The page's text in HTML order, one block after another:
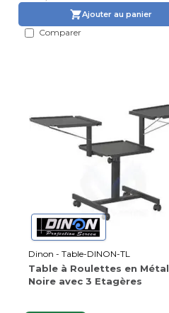
Ajouter au panier
Comparer
Dinon - Table-DINON-TL
Table à Roulettes en Métal
Noire avec 3 Etagères